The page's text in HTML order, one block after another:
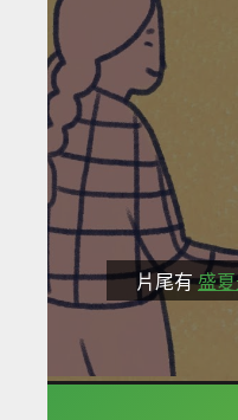
片尾有盛